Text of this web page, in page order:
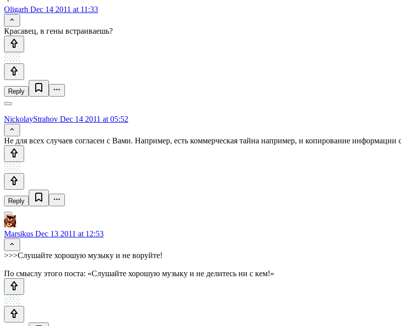
Oligarh Dec 14 2011 at 11:33
Красавец, в гены встраиваешь?
Reply
NickolayStrahov Dec 14 2011 at 05:52
Не для всех случаев согласен с Вами. Например, есть коммерческая тайна например, и копирование информации
Reply
Marsikus Dec 13 2011 at 12:53
>>>Слушайте хорошую музыку и не воруйте!
По смыслу этого поста: «Слушайте хорошую музыку и не делитесь ни с кем!»